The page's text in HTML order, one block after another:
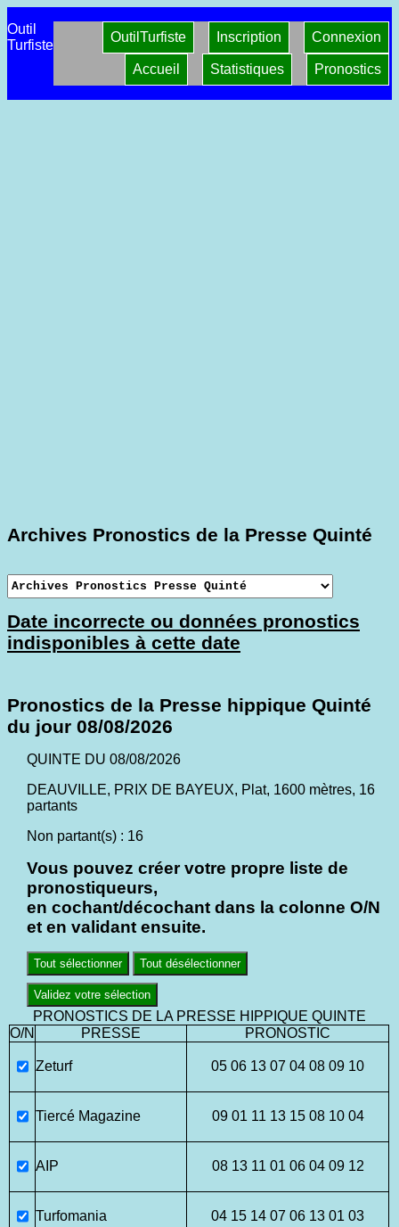
Outil
Turfiste
Connexion
Inscription
OutilTurfiste
Pronostics
Statistiques
Accueil
Archives Pronostics de la Presse Quinté
Date incorrecte ou données pronostics
indisponibles à cette date
Pronostics de la Presse hippique Quinté
du jour 08/08/2026
QUINTE DU 08/08/2026
DEAUVILLE, PRIX DE BAYEUX, Plat, 1600 mètres, 16
partants
Non partant(s) : 16
Vous pouvez créer votre propre liste de
pronostiqueurs,
en cochant/décochant dans la colonne O/N
et en validant ensuite.
Tout sélectionner Tout désélectionner
Validez votre sélection
PRONOSTICS DE LA PRESSE HIPPIQUE QUINTE
O/N
PRESSE PRONOSTIC
Zeturf 05 06 13 07 04 08 09 10
Tiercé Magazine 09 01 11 13 15 08 10 04
AIP 08 13 11 01 06 04 09 12
Turfomania 04 15 14 07 06 13 01 03